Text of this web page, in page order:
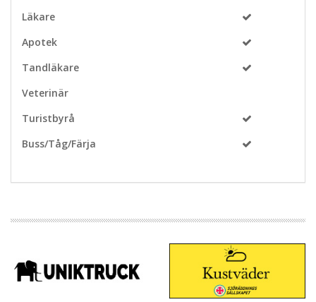
Läkare
Apotek
Tandläkare
Veterinär
Turistbyrå
Buss/Tåg/Färja